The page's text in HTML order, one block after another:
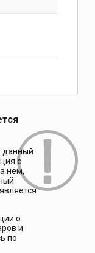
данный
о
нём,
о
и
по